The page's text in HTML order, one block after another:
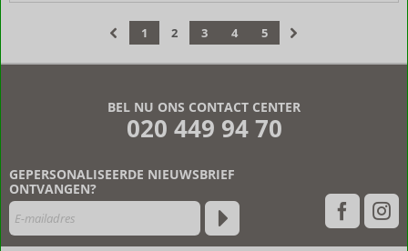
1 2 3 4
5
BEL NU ONS CONTACT CENTER
020 449 94 70
GEPERSONALISEERDE NIEUWSBRIEF
ONTVANGEN?